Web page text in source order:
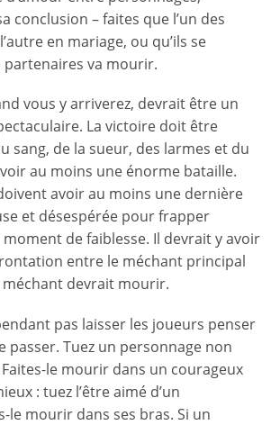
conclusion – faites que l’un des
en mariage, ou qu’ils se
partenaires va mourir.
vous y arriverez, devrait être un
La victoire doit être
sang, de la sueur, des larmes et du
au moins une énorme bataille.
avoir au moins une dernière
et désespérée pour frapper
moment de faiblesse. Il devrait y avoir
entre le méchant principal
méchant devrait mourir.
pas laisser les joueurs penser
passer. Tuez un personnage non
le mourir dans un courageux
: tuez l’être aimé d’un
le mourir dans ses bras. Si un